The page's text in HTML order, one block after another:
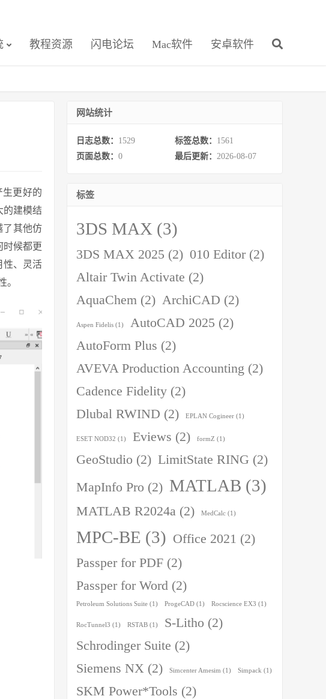
教程资源 闪电论坛 Mac软件 安卓软件
生更好的
的建模结
了其他仿
时候都更
性、灵活
。
网站统计
日志总数： 1529 标签总数： 1561
页面总数： 0 最后更新： 2026-08-07
标签
3DS MAX (3)
3DS MAX 2025 (2) 010 Editor (2)
Altair Twin Activate (2)
AquaChem (2) ArchiCAD (2)
Aspen Fidelis (1) AutoCAD 2025 (2)
AutoForm Plus (2)
AVEVA Production Accounting (2)
Cadence Fidelity (2)
Dlubal RWIND (2) EPLAN Cogineer (1)
ESET NOD32 (1) Eviews (2) formZ (1)
GeoStudio (2) LimitState RING (2)
MapInfo Pro (2) MATLAB (3)
MATLAB R2024a (2) MedCalc (1)
MPC-BE (3) Office 2021 (2)
Passper for PDF (2)
Passper for Word (2)
Petroleum Solutions Suite (1) ProgeCAD (1) Rocscience EX3 (1)
RocTunnel3 (1) RSTAB (1) S-Litho (2)
Schrodinger Suite (2)
Siemens NX (2) Simcenter Amesim (1) Simpack (1)
SKM Power*Tools (2)